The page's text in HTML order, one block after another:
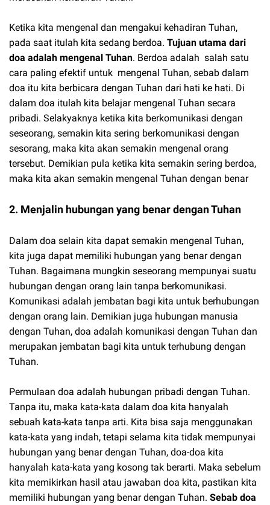
Ketika kita mengenal dan mengakui kehadiran Tuhan,
pada saat itulah kita sedang berdoa. Tujuan utama dari
doa adalah mengenal Tuhan. Berdoa adalah salah satu
cara paling efektif untuk mengenal Tuhan, sebab dalam
doa itu kita berbicara dengan Tuhan dari hati ke hati. Di
dalam doa itulah kita belajar mengenal Tuhan secara
pribadi. Selakyaknya ketika kita berkomunikasi dengan
seseorang, semakin kita sering berkomunikasi dengan
sesorang, maka kita akan semakin mengenal orang
tersebut. Demikian pula ketika kita semakin sering berdoa,
maka kita akan semakin mengenal Tuhan dengan benar
2. Menjalin hubungan yang benar dengan Tuhan
Dalam doa selain kita dapat semakin mengenal Tuhan,
kita juga dapat memiliki hubungan yang benar dengan
Tuhan. Bagaimana mungkin seseorang mempunyai suatu
hubungan dengan orang lain tanpa berkomunikasi.
Komunikasi adalah jembatan bagi kita untuk berhubungan
dengan orang lain. Demikian juga hubungan manusia
dengan Tuhan, doa adalah komunikasi dengan Tuhan dan
merupakan jembatan bagi kita untuk terhubung dengan
Tuhan.
Permulaan doa adalah hubungan pribadi dengan Tuhan.
Tanpa itu, maka kata-kata dalam doa kita hanyalah
sebuah kata-kata tanpa arti. Kita bisa saja menggunakan
kata-kata yang indah, tetapi selama kita tidak mempunyai
hubungan yang benar dengan Tuhan, doa-doa kita
hanyalah kata-kata yang kosong tak berarti. Maka sebelum
kita memikirkan hasil atau jawaban doa kita, pastikan kita
memiliki hubungan yang benar dengan Tuhan. Sebab doa